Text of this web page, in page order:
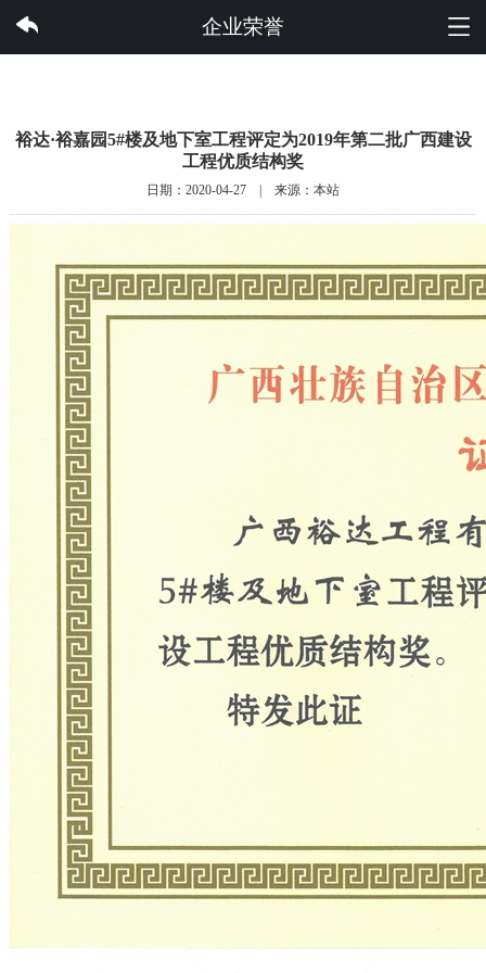
云体育集团有限公司
企业荣誉
裕达·裕嘉园5#楼及地下室工程评定为2019年第二批广西建设
工程优质结构奖
日期：2020-04-27 | 来源：本站